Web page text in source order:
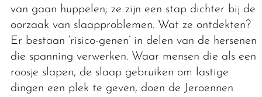
van gaan huppelen; ze zijn een stap dichter bij de
oorzaak van slaapproblemen. Wat ze ontdekten?
Er bestaan ‘risico-genen’ in delen van de hersenen
die spanning verwerken. Waar mensen die als een
roosje slapen, de slaap gebruiken om lastige
dingen een plek te geven, doen de Jeroennen